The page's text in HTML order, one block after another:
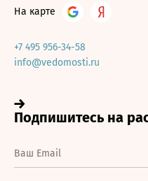
На карте
+7 495 956-34-58
info@vedomosti.ru